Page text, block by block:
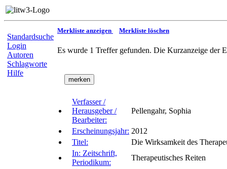
Standardsuche
Login
Autoren
Schlagworte
Hilfe
Merkliste anzeigen Merkliste löschen
Es wurde 1 Treffer gefunden. Die Kurzanzeige der
Verfasser /
Herausgeber /
Bearbeiter:
Pellengahr, Sophia
Erscheinungsjahr: 2012
Titel:
Die Wirksamkeit des
In: Zeitschrift,
Periodikum:
Therapeutisches Reiten